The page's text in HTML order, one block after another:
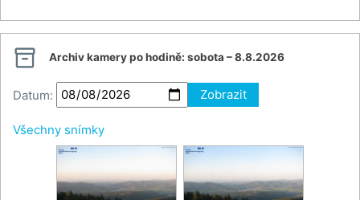
 Archiv kamery po hodině: sobota – 8.8.2026
Datum: Zobrazit
Všechny snímky